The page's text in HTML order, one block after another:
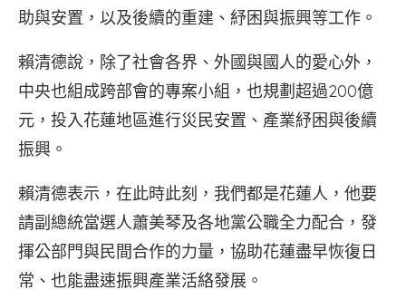
助與安置，以及後續的重建、紓困與振興等工作。
賴清德說，除了社會各界、外國與國人的愛心外，
中央也組成跨部會的專案小組，也規劃超過200億
元，投入花蓮地區進行災民安置、產業紓困與後續
振興。
賴清德表示，在此時此刻，我們都是花蓮人，他要
請副總統當選人蕭美琴及各地黨公職全力配合，發
揮公部門與民間合作的力量，協助花蓮盡早恢復日
常、也能盡速振興產業活絡發展。